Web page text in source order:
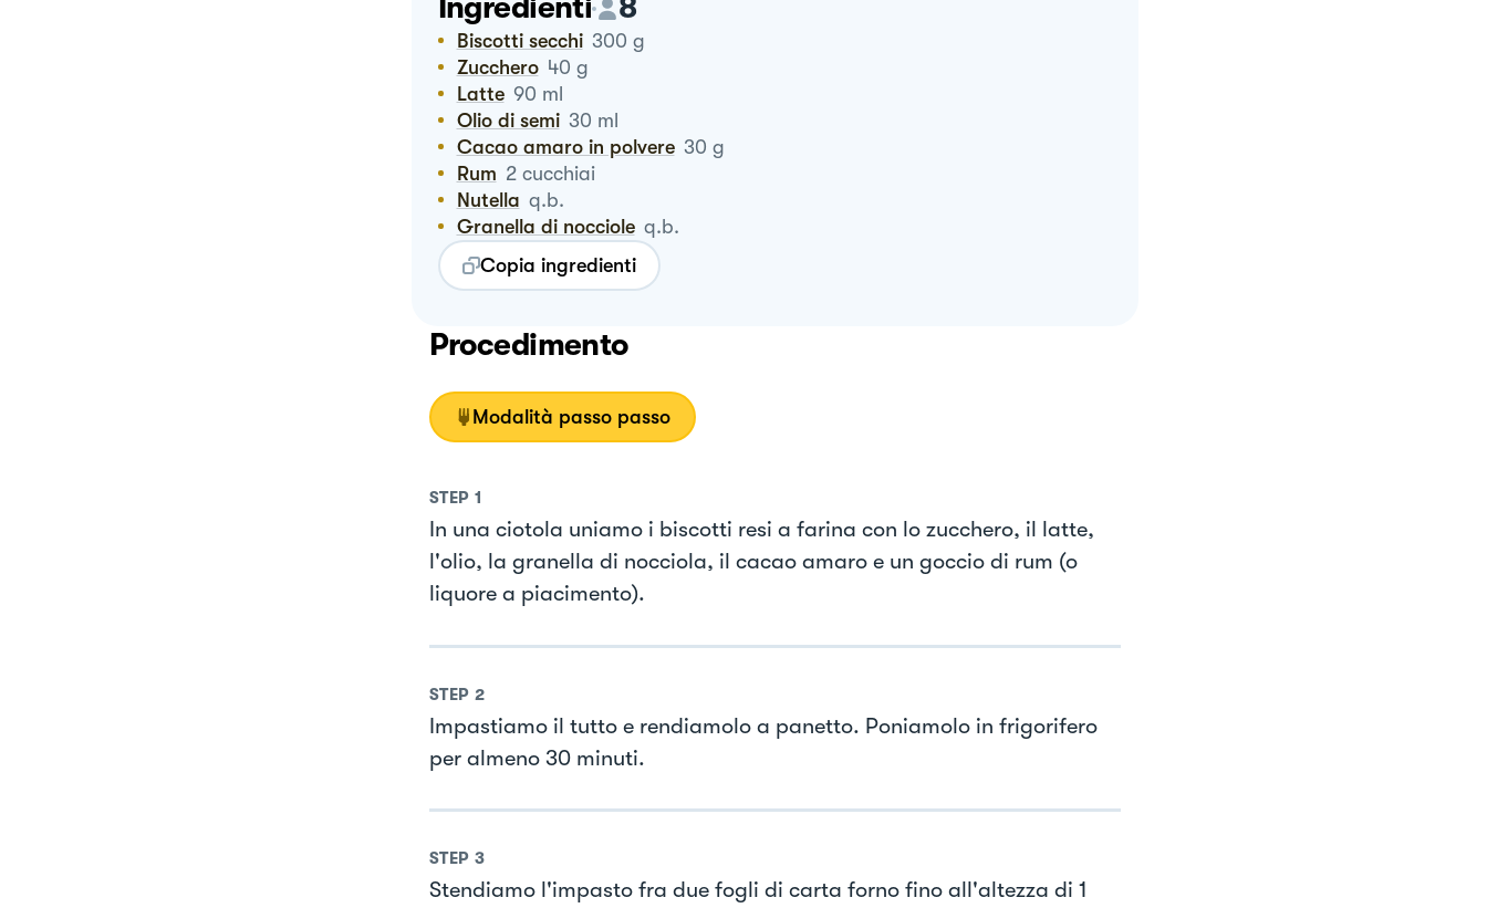
Ingredienti 8
Biscotti secchi 300 g
Zucchero 40 g
Latte 90 ml
Olio di semi 30 ml
Cacao amaro in polvere 30 g
Rum 2 cucchiai
Nutella q.b.
Granella di nocciole q.b.
Copia ingredienti
Procedimento
Modalità passo passo
STEP 1
In una ciotola uniamo i biscotti resi a farina con lo zucchero, il latte,
l'olio, la granella di nocciola, il cacao amaro e un goccio di rum (o
liquore a piacimento).
STEP 2
Impastiamo il tutto e rendiamolo a panetto. Poniamolo in frigorifero
per almeno 30 minuti.
STEP 3
Stendiamo l'impasto fra due fogli di carta forno fino all'altezza di 1